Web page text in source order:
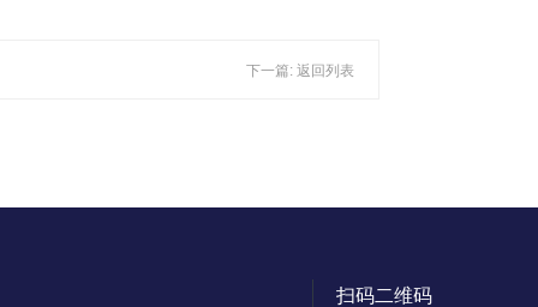
下一篇: 返回列表
扫码二维码